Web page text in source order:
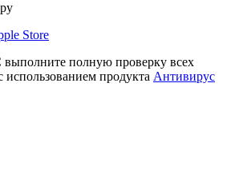
Store
полную проверку всех
использованием продукта Антивирус